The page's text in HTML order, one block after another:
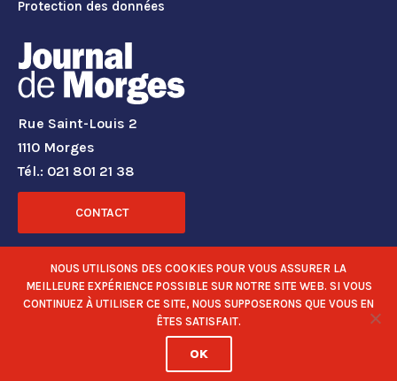
Protection des données
Rue Saint-Louis 2
1110 Morges
Tél.: 021 801 21 38
CONTACT
RÉSEAUX SOCIAUX
NOUS UTILISONS DES COOKIES POUR VOUS ASSURER LA
MEILLEURE EXPÉRIENCE POSSIBLE SUR NOTRE SITE WEB. SI VOUS
CONTINUEZ À UTILISER CE SITE, NOUS SUPPOSERONS QUE VOUS EN
ÊTES SATISFAIT.
OK